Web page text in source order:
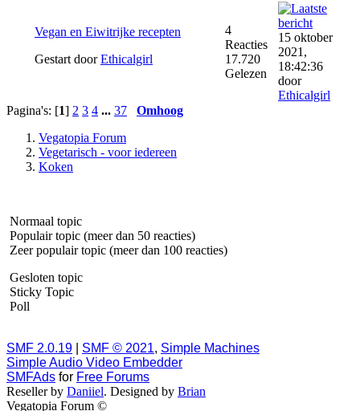
Vegan en Eiwitrijke recepten
Gestart doorEthicalgirl
4
Reacties
17.720
Gelezen
15 oktober
2021,
18:42:36
door
Ethicalgirl
Pagina's: [1] 2 3 4 ... 37
Omhoog
Vegatopia Forum
Vegetarisch - voor iedereen
Koken
Normaal topic
Populair topic (meer dan 50 reacties)
Zeer populair topic (meer dan 100 reacties)
Gesloten topic
Sticky Topic
Poll
SMF 2.0.19 SMF © 2021, Simple Machines
Simple Audio Video Embedder
SMFAds for Free Forums
Reseller by Daniiel. Designed by Brian
Vegatopia Forum ©